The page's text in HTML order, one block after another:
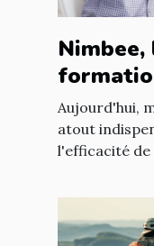
booster
Aujourd'hui,
atout
l'efficacité de